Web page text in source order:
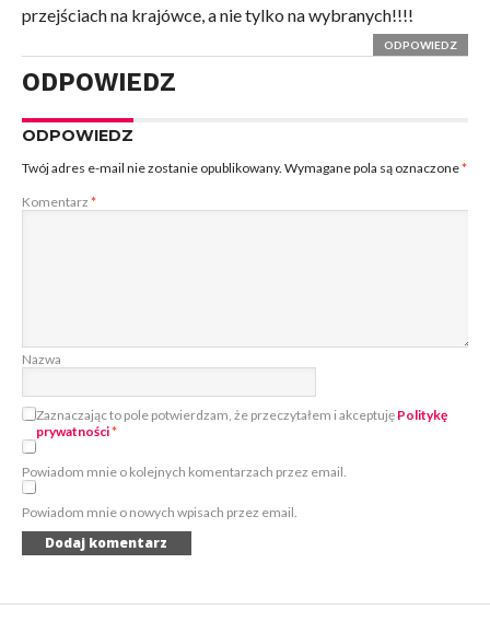
przejściach na krajówce, a nie tylko na wybranych!!!!
ODPOWIEDZ
ODPOWIEDZ
ODPOWIEDZ
Twój adres e-mail nie zostanie opublikowany. Wymagane pola są oznaczone*
Komentarz *
Nazwa
Zaznaczając to pole potwierdzam, że przeczytałem i akceptuję Politykę
prywatności*
Powiadom mnie o kolejnych komentarzach przez email.
Powiadom mnie o nowych wpisach przez email.